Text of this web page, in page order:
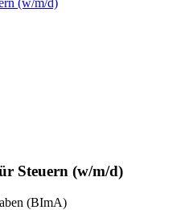
(w/m/d)
Steuern (w/m/d)
(BImA)